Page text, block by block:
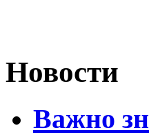
Новости
Важно